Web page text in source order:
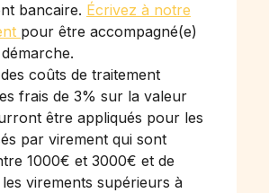
bancaire. Écrivez à notre
pour être accompagné(e)
coûts de traitement
frais de 3% sur la valeur
être appliqués pour les
par virement qui sont
1000€ et 3000€ et de
virements supérieurs à